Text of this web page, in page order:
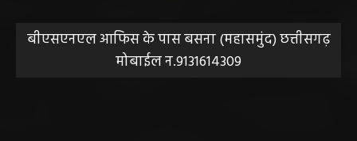
बीएसएनएल आफिस के पास बसना (महासमुंद) छत्तीसगढ़
मोबाईल न.9131614309